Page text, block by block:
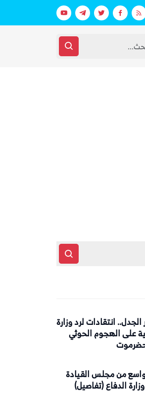
الجدل.. انتقادات لرد وزارة
على الهجوم الحوثي
من مجلس القيادة
الدفاع (تفاصيل)